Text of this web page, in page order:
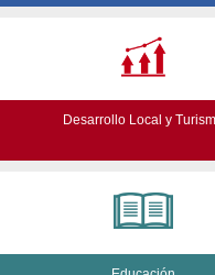
Desarrollo Local y